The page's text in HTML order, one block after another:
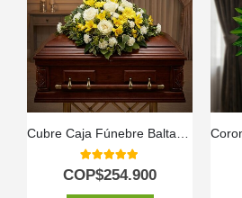
Cubre Caja Fúnebre Baltasar: Homenaje Floral de Serenidad y Respeto 🕊️
5.00out of 5
COP$254.900